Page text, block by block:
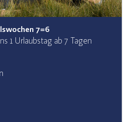
7=6
1 Urlaubstag ab 7 Tagen